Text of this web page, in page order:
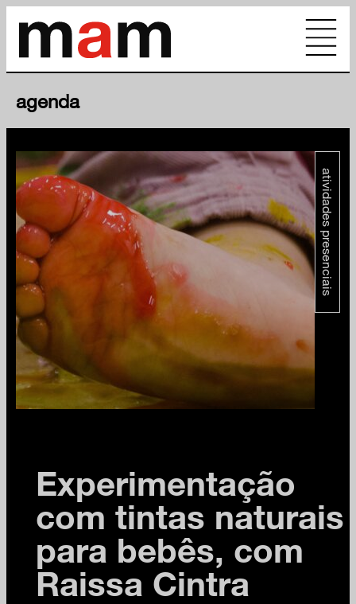
agenda
atividades presenciais
Experimentação
com tintas naturais
para bebês, com
Raissa Cintra